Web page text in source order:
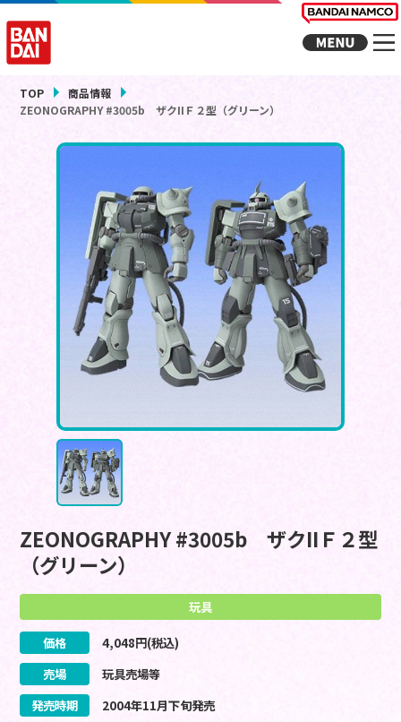
TOP
商品情報
ZEONOGRAPHY #3005b ザクIIＦ２型（グリーン）
ZEONOGRAPHY #3005b ザクIIＦ２型
（グリーン）
玩具
価格 4,048円(税込)
売場
玩具売場等
発売時期
2004年11月下旬発売